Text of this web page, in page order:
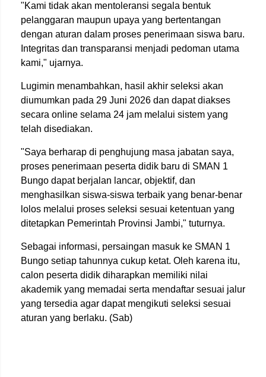
"Kami tidak akan mentoleransi segala bentuk
pelanggaran maupun upaya yang bertentangan
dengan aturan dalam proses penerimaan siswa baru.
Integritas dan transparansi menjadi pedoman utama
kami," ujarnya.
Lugimin menambahkan, hasil akhir seleksi akan
diumumkan pada 29 Juni 2026 dan dapat diakses
secara online selama 24 jam melalui sistem yang
telah disediakan.
"Saya berharap di penghujung masa jabatan saya,
proses penerimaan peserta didik baru di SMAN 1
Bungo dapat berjalan lancar, objektif, dan
menghasilkan siswa-siswa terbaik yang benar-benar
lolos melalui proses seleksi sesuai ketentuan yang
ditetapkan Pemerintah Provinsi Jambi," tuturnya.
Sebagai informasi, persaingan masuk ke SMAN 1
Bungo setiap tahunnya cukup ketat. Oleh karena itu,
calon peserta didik diharapkan memiliki nilai
akademik yang memadai serta mendaftar sesuai jalur
yang tersedia agar dapat mengikuti seleksi sesuai
aturan yang berlaku. (Sab)